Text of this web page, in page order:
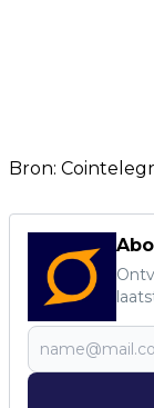
Bron: